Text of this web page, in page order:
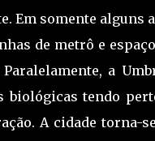
Em somente alguns
de metrô e
a
biológicas tendo
A cidade torna-